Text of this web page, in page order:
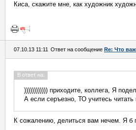
Киса, скажите мне, как художник
07.10.13 11:11 Ответ на сообщение Re: Что
В ответ на:
)))))))))))) приходите, коллега, Я
А если серъезно, ТО учитесь
К сожалению, делиться вам нечем. Я б